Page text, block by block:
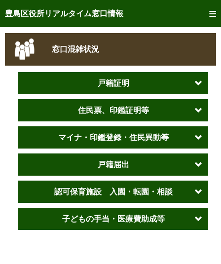
豊島区役所リアルタイム窓口情報
トップページへ
ご利用方法
事前予約
リアルタイム窓口混雑状況
リアルタイム交付状況確認
窓口混雑状況
戸籍証明
住民票、印鑑証明等
マイナ・印鑑登録・住民異動等
戸籍届出
認可保育施設 入園・転園・相談
子どもの手当・医療費助成等